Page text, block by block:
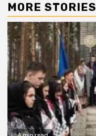
MORE STORIES